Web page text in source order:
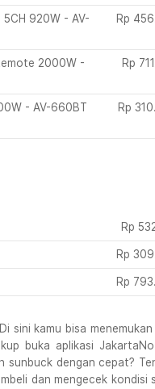
920W - AV-
Rp
2000W -
Rp
- AV-660BT
Rp
Rp
Rp
Rp
sini kamu bisa
buka aplikasi
dengan cepat?
dan mengecek